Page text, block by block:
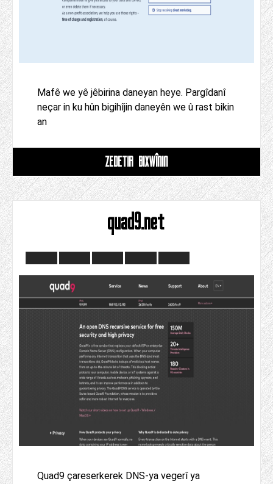
Mafê we yê jêbirina daneyan heye. Pargîdanî
neçar in ku hûn bigihîjin daneyên we û rast bikin
an
ZÊDETIR BIXWÎNIN
quad9.net
Quad9 çareserkerek DNS-ya vegerî ya